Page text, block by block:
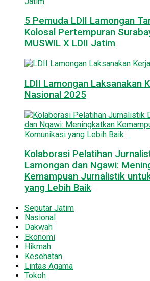
5 Pemuda LDII Lamongan
Kolosal Pertempuran
MUSWIL X LDII Jatim
LDII Lamongan Laksanakan
Nasional 2025
Kolaborasi Pelatihan
Lamongan dan Ngawi:
Kemampuan Jurnalistik
yang Lebih Baik
Seputar Jatim
Nasional
Dakwah
Ekonomi
Hikmah
Kesehatan
Lintas Agama
Tokoh